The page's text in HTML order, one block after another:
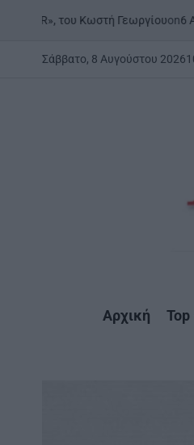
Κωστή Γεωργίουon 6 Αυγούστου
Σάββατο, 8 Αυγούστου 2026
Αρχική Top